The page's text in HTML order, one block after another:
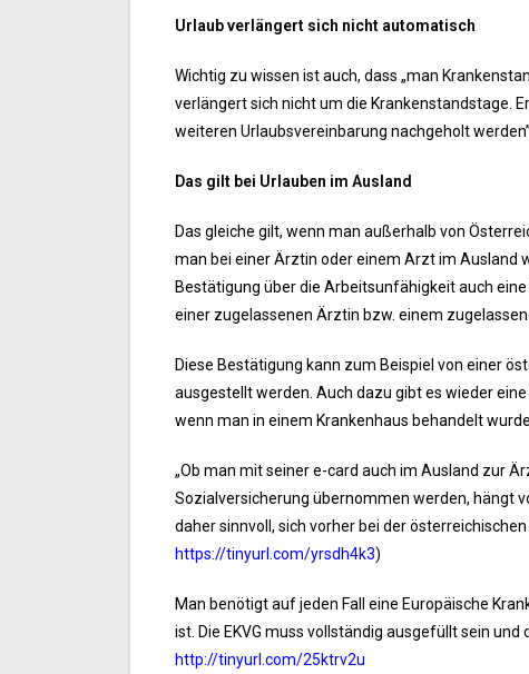
Urlaub verlängert sich nicht automatisch
Wichtig zu wissen ist auch, dass „man
verlängert sich nicht um die Krankenstandstage.
weiteren Urlaubsvereinbarung nachgeholt
Das gilt bei Urlauben im Ausland
Das gleiche gilt, wenn man außerhalb von
man bei einer Ärztin oder einem Arzt im Ausland
Bestätigung über die Arbeitsunfähigkeit auch
einer zugelassenen Ärztin bzw. einem
Diese Bestätigung kann zum Beispiel von einer
ausgestellt werden. Auch dazu gibt es wieder
wenn man in einem Krankenhaus behandelt
„Ob man mit seiner e-card auch im Ausland zur
Sozialversicherung übernommen werden, hängt
daher sinnvoll, sich vorher bei der
https://tinyurl.com/yrsdh4k3)
Man benötigt auf jeden Fall eine Europäische
ist. Die EKVG muss vollständig ausgefüllt sein
http://tinyurl.com/25ktrv2u